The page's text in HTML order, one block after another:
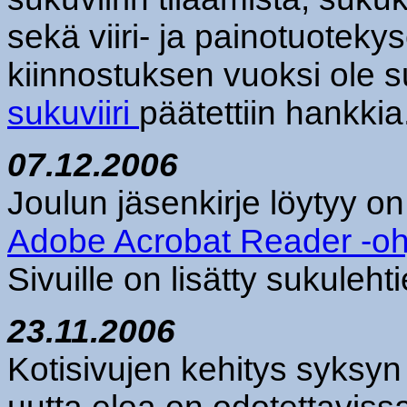
sekä viiri- ja
kiinnostuksen vuoksi ole
sukuviiri päätettiin
07.12.2006
Joulun jäsenkirje löytyy
Adobe Acrobat Reader -
Sivuille on lisätty
23.11.2006
Kotisivujen kehitys